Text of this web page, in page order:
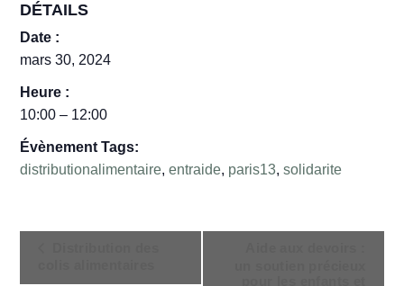
DÉTAILS
Date :
mars 30, 2024
Heure :
10:00 – 12:00
Évènement Tags:
distributionalimentaire,entraide, paris13,solidarite